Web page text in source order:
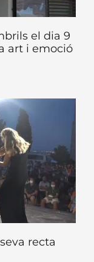
el dia 9
art i emoció
recta